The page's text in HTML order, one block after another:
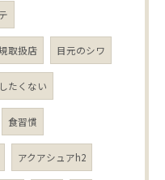
取扱店 目元のシワ
たくない
食習慣
アクアシュアh2